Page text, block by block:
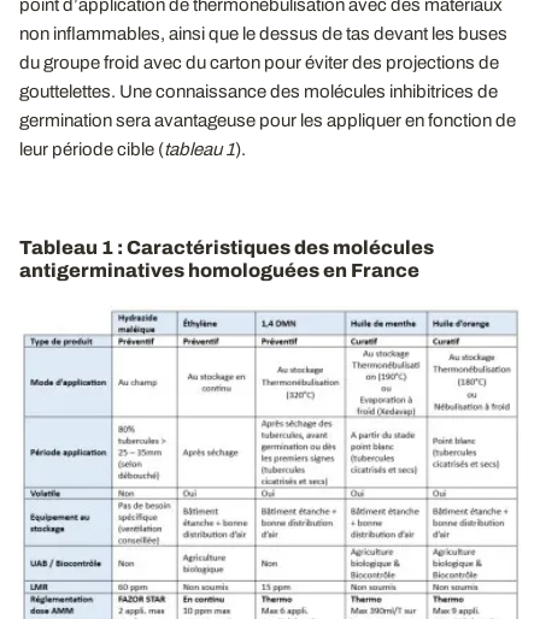
point d’application de thermonébulisation avec des matériaux
non inflammables, ainsi que le dessus de tas devant les buses
du groupe froid avec du carton pour éviter des projections de
gouttelettes. Une connaissance des molécules inhibitrices de
germination sera avantageuse pour les appliquer en fonction de
leur période cible (tableau 1).
Tableau 1 : Caractéristiques des molécules
antigerminatives homologuées en France